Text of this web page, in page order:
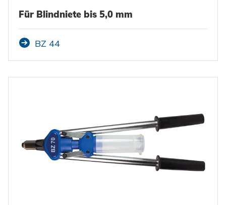
Für Blindniete bis 5,0 mm
BZ 44